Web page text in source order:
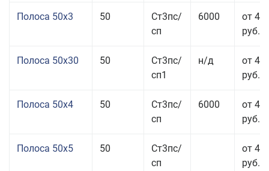
Полоса 50x3 50
Ст3пс/
сп
6000
от 45
руб.
Полоса 50x30 50
Ст3пс/
сп1
н/д
от 44
руб.
Полоса 50x4 50
Ст3пс/
сп
6000
от 45
руб.
Полоса 50x5 50
Ст3пс/
сп
от 43
руб.